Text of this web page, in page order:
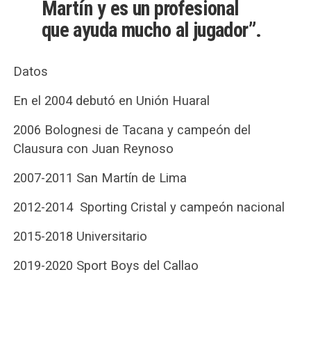
Martín y es un profesional
que ayuda mucho al jugador”.
Datos
En el 2004 debutó en Unión Huaral
2006 Bolognesi de Tacana y campeón del
Clausura con Juan Reynoso
2007-2011 San Martín de Lima
2012-2014 Sporting Cristal y campeón nacional
2015-2018 Universitario
2019-2020 Sport Boys del Callao